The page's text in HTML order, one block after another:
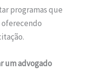
programas que
oferecendo
um advogado